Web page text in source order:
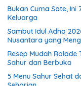
Bukan Cuma Sate, Ini
Keluarga
Sambut Idul Adha
Nusantara yang
Resep Mudah Rolade
Sahur dan Berbuka
5 Menu Sahur Sehat